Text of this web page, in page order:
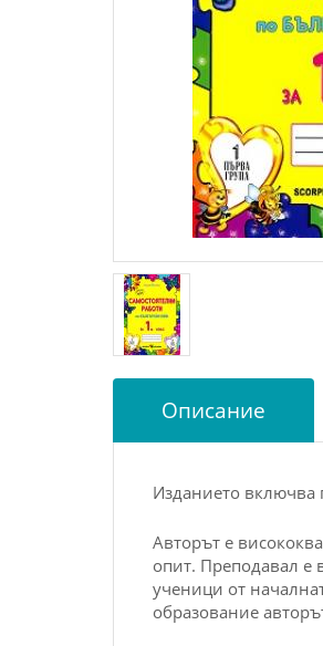
Описание
Изданието включва
Авторът е
опит. Преподавал е
ученици от
образование